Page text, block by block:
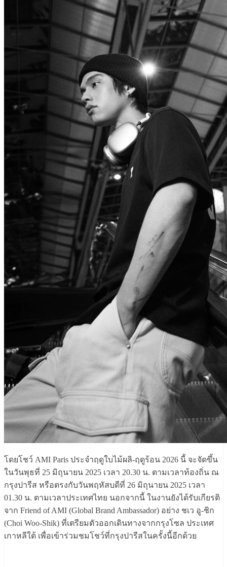
โดยโชว์ AMI Paris ประจำฤดูใบไม้ผลิ-ฤดูร้อน 2026 นี้ จะจัดขึ้น
ในวันพุธที่ 25 มิถุนายน 2025 เวลา 20.30 น. ตามเวลาท้องถิ่น ณ
กรุงปารีส หรือตรงกับวันพฤหัสบดีที่ 26 มิถุนายน 2025 เวลา
01.30 น. ตามเวลาประเทศไทย นอกจากนี้ ในงานยังได้รับเกียรติ
จาก Friend of AMI (Global Brand Ambassador) อย่าง ชเว อู-ชิก
(Choi Woo-Shik) ที่เตรียมตัวออกเดินทางจากกรุงโซล ประเทศ
เกาหลีใต้ เพื่อเข้าร่วมชมโชว์ที่กรุงปารีสในครั้งนี้อีกด้วย